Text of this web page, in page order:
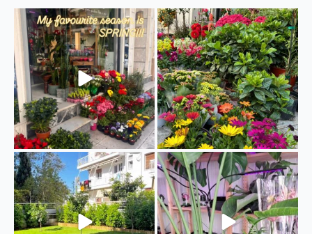
#spring #plants #instalike
#instagood...
33 0
🌺🌸🌼
#fytopolio #pireus #spring
#itsspring...
16 0
“Fytopolio Landscaping”
Διαμόρφωση κήπου....
28 0
🪴Διακοσμήστε με χρωματιστά
φυτά και τον εσωτερικό...
17 0